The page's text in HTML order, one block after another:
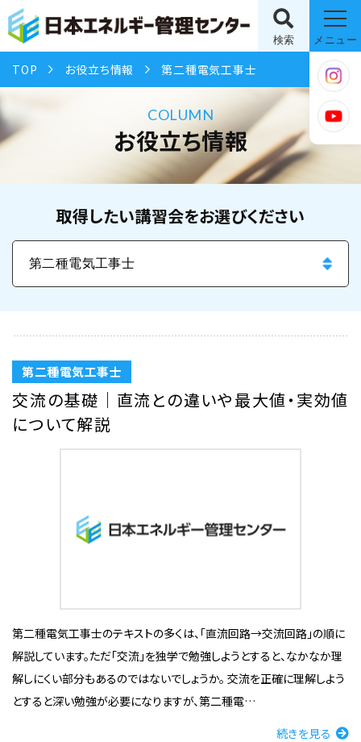
検索 メニュー
TOP お役立ち情報 第二種電気工事士
COLUMN
お役立ち情報
取得したい講習会をお選びください
第二種電気工事士
交流の基礎｜直流との違いや最大値・実効値
について解説
第二種電気工事士のテキストの多くは、「直流回路→交流回路」の順に
解説しています。ただ「交流」を独学で勉強しようとすると、なかなか理
解しにくい部分もあるのではないでしょうか。 交流を正確に理解しよう
とすると深い勉強が必要になりますが、第二種電…
続きを見る